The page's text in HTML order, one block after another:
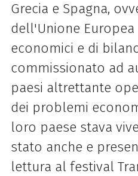
Grecia e Spagna,
dell'Unione
economici e di
commissionato ad
paesi altrettante
dei problemi
loro paese stava
stato anche e
lettura al festival